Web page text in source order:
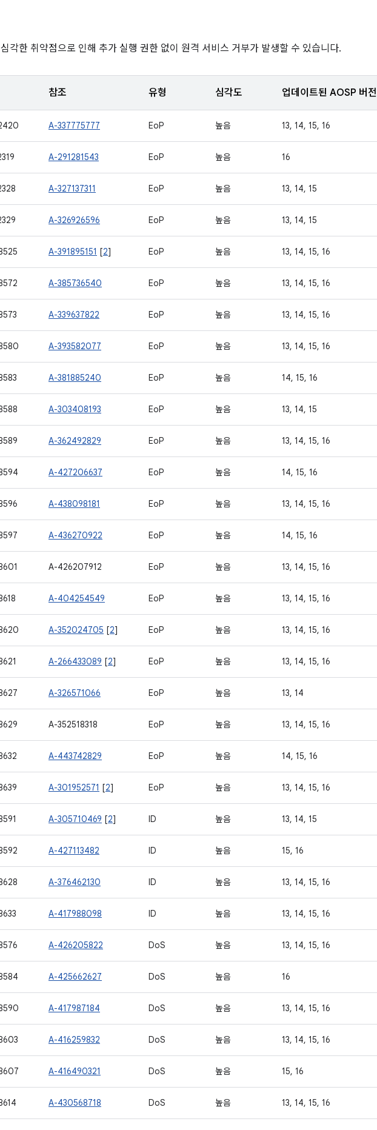
각한 취약점으로 인해 추가 실행 권한 없이 원격 서비스 거부가 발생할 수 있습니다.
참조 유형 심각도 업데이트된 AOSP 버전
A-337775777 EoP 높음 13, 14, 15, 16
A-291281543 EoP 높음 16
A-327137311 EoP 높음 13, 14, 15
A-326926596 EoP 높음 13, 14, 15
A-391895151 [2] EoP 높음 13, 14, 15, 16
A-385736540 EoP 높음 13, 14, 15, 16
A-339637822 EoP 높음 13, 14, 15, 16
A-393582077 EoP 높음 13, 14, 15, 16
A-381885240 EoP 높음 14, 15, 16
A-303408193 EoP 높음 13, 14, 15
A-362492829 EoP 높음 13, 14, 15, 16
A-427206637 EoP 높음 14, 15, 16
A-438098181 EoP 높음 13, 14, 15, 16
A-436270922 EoP 높음 14, 15, 16
A-426207912 EoP 높음 13, 14, 15, 16
A-404254549 EoP 높음 13, 14, 15, 16
A-352024705 [2] EoP 높음 13, 14, 15, 16
A-266433089 [2] EoP 높음 13, 14, 15, 16
A-326571066 EoP 높음 13, 14
A-352518318 EoP 높음 13, 14, 15, 16
A-443742829 EoP 높음 14, 15, 16
A-301952571 [2] EoP 높음 13, 14, 15, 16
A-305710469 [2] ID 높음 13, 14, 15
A-427113482 ID 높음 15, 16
A-376462130 ID 높음 13, 14, 15, 16
A-417988098 ID 높음 13, 14, 15, 16
A-426205822 DoS 높음 13, 14, 15, 16
A-425662627 DoS 높음 16
A-417987184 DoS 높음 13, 14, 15, 16
A-416259832 DoS 높음 13, 14, 15, 16
A-416490321 DoS 높음 15, 16
A-430568718 DoS 높음 13, 14, 15, 16